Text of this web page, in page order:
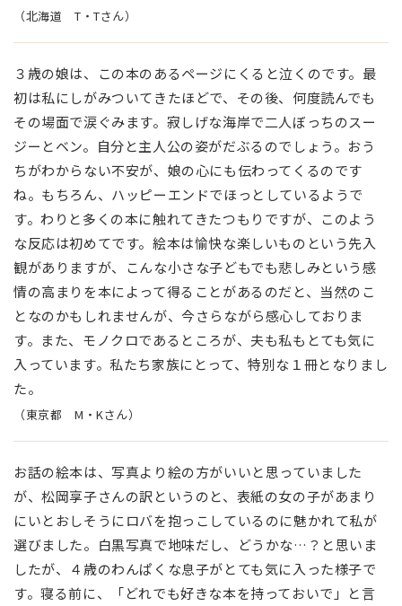
（北海道 T・Tさん）
３歳の娘は、この本のあるページにくると泣くのです。最
初は私にしがみついてきたほどで、その後、何度読んでも
その場面で涙ぐみます。寂しげな海岸で二人ぼっちのスー
ジーとベン。自分と主人公の姿がだぶるのでしょう。おう
ちがわからない不安が、娘の心にも伝わってくるのです
ね。もちろん、ハッピーエンドでほっとしているようで
す。わりと多くの本に触れてきたつもりですが、このよう
な反応は初めてです。絵本は愉快な楽しいものという先入
観がありますが、こんな小さな子どもでも悲しみという感
情の高まりを本によって得ることがあるのだと、当然のこ
となのかもしれませんが、今さらながら感心しておりま
す。また、モノクロであるところが、夫も私もとても気に
入っています。私たち家族にとって、特別な１冊となりまし
た。
（東京都 M・Kさん）
お話の絵本は、写真より絵の方がいいと思っていました
が、松岡享子さんの訳というのと、表紙の女の子があまり
にいとおしそうにロバを抱っこしているのに魅かれて私が
選びました。白黒写真で地味だし、どうかな…？と思いま
したが、４歳のわんぱくな息子がとても気に入った様子で
す。寝る前に、「どれでも好きな本を持っておいで」と言